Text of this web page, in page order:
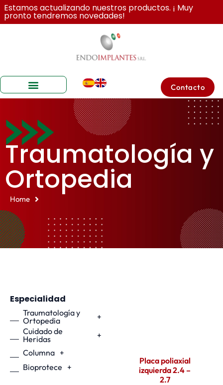
Estamos actualizando nuestros productos. ¡ Muy
pronto tendremos novedades!
Contacto
Traumatología y
Ortopedia
Home
Especialidad
Traumatología y
Ortopedia
+
Cuidado de
Heridas
+
Columna +
Bioprotece +
Placa poliaxial
izquierda 2.4 –
2.7